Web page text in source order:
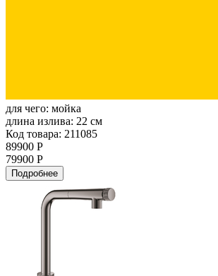
для чего: мойка
длина излива: 22 см
Код товара: 211085
89900 Р
79900 Р
Подробнее